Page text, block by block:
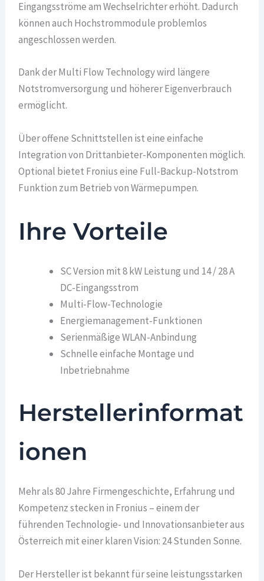
Eingangsströme am Wechselrichter erhöht. Dadurch
können auch Hochstrommodule problemlos
angeschlossen werden.
Dank der Multi Flow Technology wird längere
Notstromversorgung und höherer Eigenverbrauch
ermöglicht.
Über offene Schnittstellen ist eine einfache
Integration von Drittanbieter-Komponenten möglich.
Optional bietet Fronius eine Full-Backup-Notstrom
Funktion zum Betrieb von Wärmepumpen.
Ihre Vorteile
SC Version mit 8 kW Leistung und 14 / 28 A
DC-Eingangsstrom
Multi-Flow-Technologie
Energiemanagement-Funktionen
Serienmäßige WLAN-Anbindung
Schnelle einfache Montage und
Inbetriebnahme
Herstellerinformat
ionen
Mehr als 80 Jahre Firmengeschichte, Erfahrung und
Kompetenz stecken in Fronius – einem der
führenden Technologie- und Innovationsanbieter aus
Österreich mit einer klaren Vision: 24 Stunden Sonne.
Der Hersteller ist bekannt für seine leistungsstarken